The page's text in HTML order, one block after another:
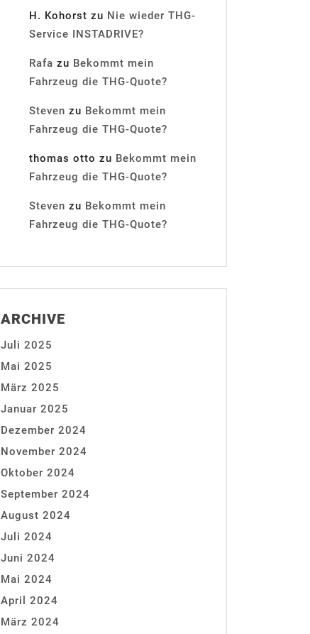
H. Kohorst zu Nie wieder THG-
Service INSTADRIVE?
Rafa zu Bekommt mein
Fahrzeug die THG-Quote?
Steven zu Bekommt mein
Fahrzeug die THG-Quote?
thomas otto zu Bekommt mein
Fahrzeug die THG-Quote?
Steven zu Bekommt mein
Fahrzeug die THG-Quote?
ARCHIVE
Juli 2025
Mai 2025
März 2025
Januar 2025
Dezember 2024
November 2024
Oktober 2024
September 2024
August 2024
Juli 2024
Juni 2024
Mai 2024
April 2024
März 2024